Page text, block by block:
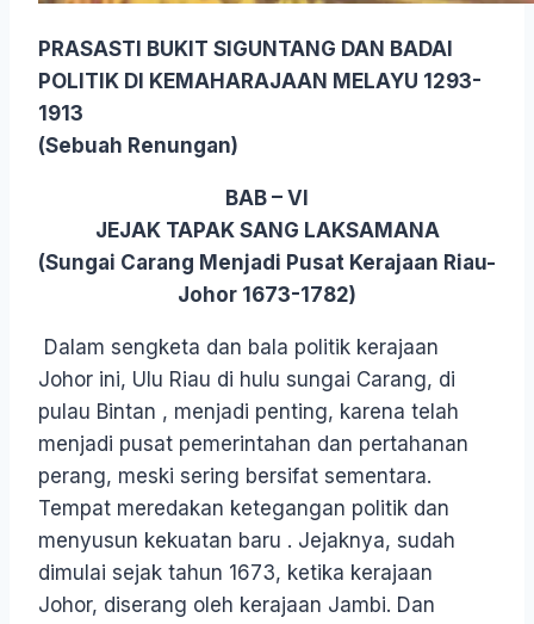
PRASASTI BUKIT SIGUNTANG DAN BADAI
POLITIK DI KEMAHARAJAAN MELAYU 1293-
1913
(Sebuah Renungan)
BAB – VI
JEJAK TAPAK SANG LAKSAMANA
(Sungai Carang Menjadi Pusat Kerajaan Riau-
Johor 1673-1782)
Dalam sengketa dan bala politik kerajaan
Johor ini, Ulu Riau di hulu sungai Carang, di
pulau Bintan , menjadi penting, karena telah
menjadi pusat pemerintahan dan pertahanan
perang, meski sering bersifat sementara.
Tempat meredakan ketegangan politik dan
menyusun kekuatan baru . Jejaknya, sudah
dimulai sejak tahun 1673, ketika kerajaan
Johor, diserang oleh kerajaan Jambi. Dan